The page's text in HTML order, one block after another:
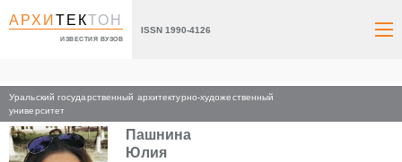
АРХИТЕКТОН
ИЗВЕСТИЯ ВУЗОВ
ISSN 1990-4126
Уральский государственный архитектурно-художественный
университет
Главная
Пашнина
Юлия